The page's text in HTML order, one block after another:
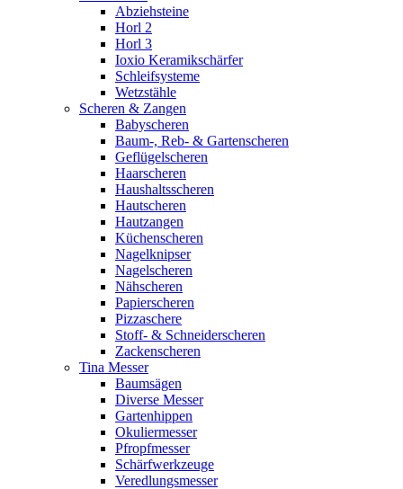
Abziehsteine
Horl 2
Horl 3
Ioxio Keramikschärfer
Schleifsysteme
Wetzstähle
Scheren & Zangen
Babyscheren
Baum-, Reb- & Gartenscheren
Geflügelscheren
Haarscheren
Haushaltsscheren
Hautscheren
Hautzangen
Küchenscheren
Nagelknipser
Nagelscheren
Nähscheren
Papierscheren
Pizzaschere
Stoff- & Schneiderscheren
Zackenscheren
Tina Messer
Baumsägen
Diverse Messer
Gartenhippen
Okuliermesser
Pfropfmesser
Schärfwerkzeuge
Veredlungsmesser